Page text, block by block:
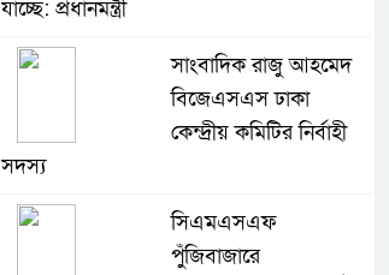
যাচ্ছে: প্রধানমন্ত্রী
সাংবাদিক রাজু আহমেদ
বিজেএসএস ঢাকা
কেন্দ্রীয় কমিটির নির্বাহী
সদস্য
সিএমএসএফ
পুঁজিবাজারে